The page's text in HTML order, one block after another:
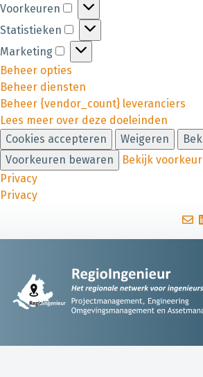
Voorkeuren
Statistieken
Marketing
Beheer opties
Beheer diensten
Beheer {vendor_count} leveranciers
Lees meer over deze doeleinden
Cookies accepteren
Weigeren
Voorkeuren bewaren
Bekijk
Privacy
Privacy